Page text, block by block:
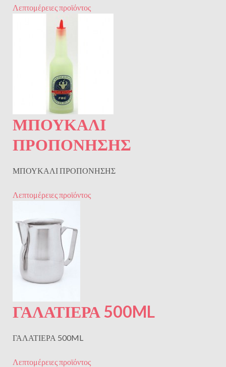
Λεπτομέρειες προϊόντος
ΜΠΟΥΚΑΛΙ
ΠΡΟΠΟΝΗΣΗΣ
ΜΠΟΥΚΑΛΙ ΠΡΟΠΟΝΗΣΗΣ
Λεπτομέρειες προϊόντος
ΓΑΛΑΤΙΕΡΑ 500ML
ΓΑΛΑΤΙΕΡΑ 500ML
Λεπτομέρειες προϊόντος